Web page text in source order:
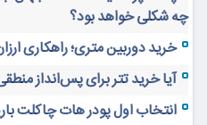
چه شکلی خواهد بود؟
خرید دوربین متری؛ راهکاری
آیا خرید تتر برای پس‌انداز
انتخاب اول پودر هات چاکلت